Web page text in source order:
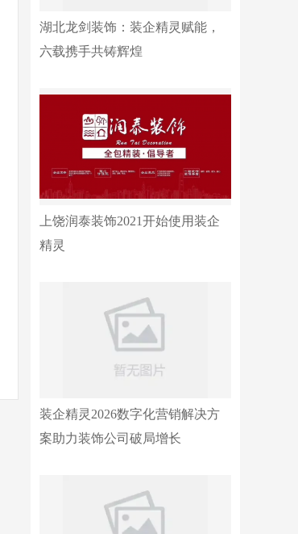
湖北龙剑装饰：装企精灵赋能，
六载携手共铸辉煌
上饶润泰装饰2021开始使用装企
精灵
装企精灵2026数字化营销解决方
案助力装饰公司破局增长